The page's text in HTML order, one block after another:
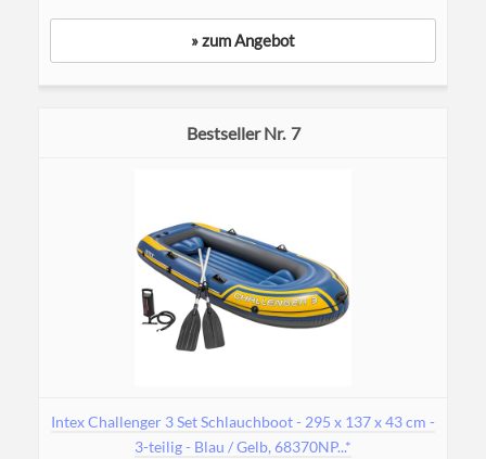
» zum Angebot
7
Intex Challenger 3 Set Schlauchboot - 295 x 137 x 43 cm -
3-teilig - Blau / Gelb, 68370NP...*